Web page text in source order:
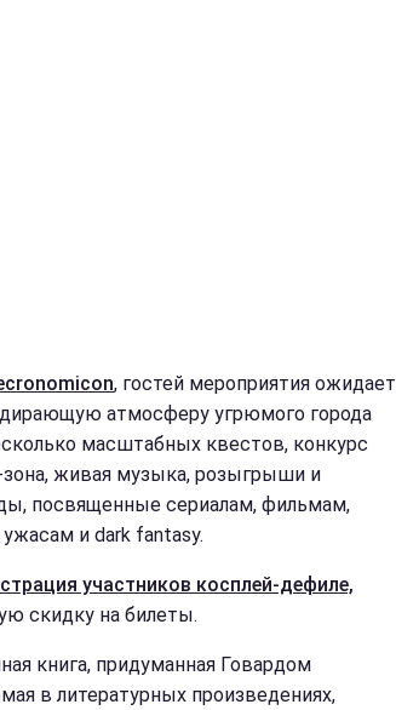
, гостей мероприятия ожидает
атмосферу угрюмого города
масштабных квестов, конкурс
живая музыка, розыгрыши и
посвященные сериалам, фильмам,
и dark fantasy.
участников косплей-дефиле,
скидку на билеты.
книга, придуманная Говардом
в литературных произведениях,